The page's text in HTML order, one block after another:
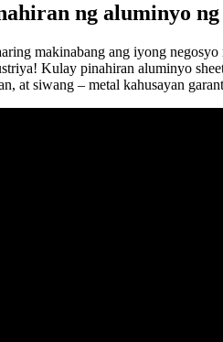
ng aluminyo
makinabang ang iyong
Kulay pinahiran aluminyo
at siwang – metal kahusayan